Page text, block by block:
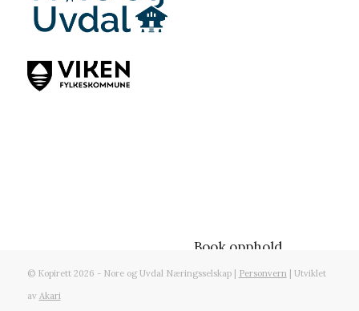
Book opphold
© Kopirett 2026 - Nore og Uvdal Næringsselskap | Personvern | Utviklet
av Akari